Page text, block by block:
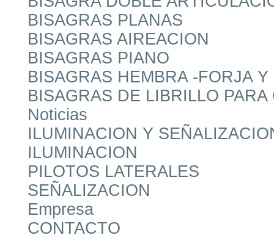
BISAGRAS PLANAS
BISAGRAS AIREACION
BISAGRAS PIANO
BISAGRAS HEMBRA -FORJA
BISAGRAS DE LIBRILLO PARA
Noticias
ILUMINACION Y
ILUMINACION
PILOTOS LATERALES
SEÑALIZACION
Empresa
CONTACTO